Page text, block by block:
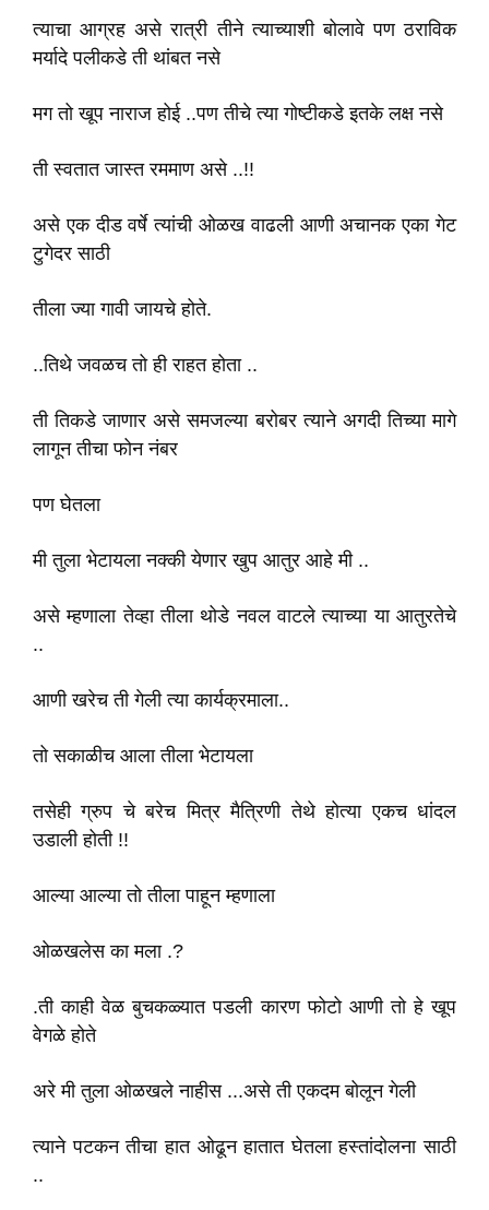
त्याचा आग्रह असे रात्री तीने त्याच्याशी बोलावे पण ठराविक
मर्यादे पलीकडे ती थांबत नसे
मग तो खूप नाराज होई ..पण तीचे त्या गोष्टीकडे इतके लक्ष नसे
ती स्वतात जास्त रममाण असे ..!!
असे एक दीड वर्षे त्यांची ओळख वाढली आणी अचानक एका गेट
टुगेदर साठी
तीला ज्या गावी जायचे होते.
..तिथे जवळच तो ही राहत होता ..
ती तिकडे जाणार असे समजल्या बरोबर त्याने अगदी तिच्या मागे
लागून तीचा फोन नंबर
पण घेतला
मी तुला भेटायला नक्की येणार खुप आतुर आहे मी ..
असे म्हणाला तेव्हा तीला थोडे नवल वाटले त्याच्या या आतुरतेचे
..
आणी खरेच ती गेली त्या कार्यक्रमाला..
तो सकाळीच आला तीला भेटायला
तसेही ग्रुप चे बरेच मित्र मैत्रिणी तेथे होत्या एकच धांदल
उडाली होती !!
आल्या आल्या तो तीला पाहून म्हणाला
ओळखलेस का मला .?
.ती काही वेळ बुचकळ्यात पडली कारण फोटो आणी तो हे खूप
वेगळे होते
अरे मी तुला ओळखले नाहीस ...असे ती एकदम बोलून गेली
त्याने पटकन तीचा हात ओढून हातात घेतला हस्तांदोलना साठी
..